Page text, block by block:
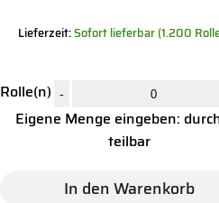
Lieferzeit:Sofort lieferbar (1.200
Rolle(n) -
Eigene Menge eingeben:
teilbar
In den Warenkorb